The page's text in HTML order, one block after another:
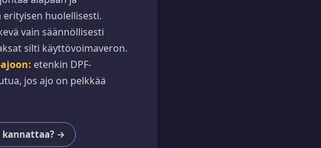
huolellisesti.
vain säännöllisesti
silti käyttövoimaveron.
etenkin DPF-
jos ajo on pelkkää
kannattaa? →